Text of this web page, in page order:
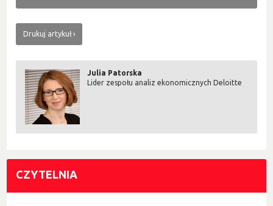
Drukuj artykuł
Julia Patorska
Lider zespołu analiz ekonomicznych Deloitte
CZYTELNIA